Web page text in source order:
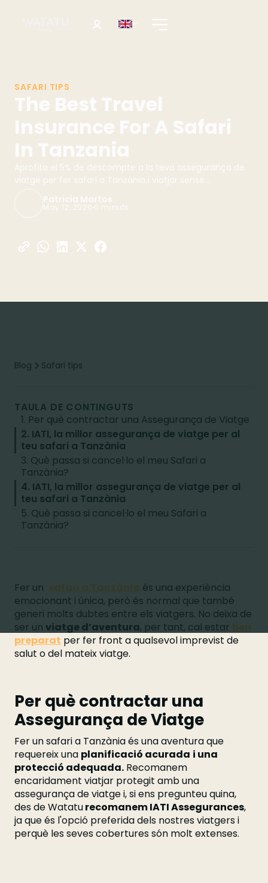
SAFARI TIPS
The Best Travel
Insurance For A Safari
In Tanzania
Aprofita el 5% de descompte a la teva assegurança de
viatge per fer safari a Tanzània i viatjar sense
preocupacions
Patricia Martos
May 12, 2026 6 minuts
Blog Safari tips
TAULA DE CONTINGUTS
1. Per què contractar una Assegurança de Viatge
2. IATI, la millor assegurança de viatge per al
teu safari a Tanzània
3. Què passa si cancel·lo el meu Safari a
Tanzània?
4. IATI, la millor assegurança de viatge per al
teu safari a Tanzània
5. Què passa si cancel·lo el meu Safari a
Tanzània?
Fer un
és una experiència
emocionant i única, però és normal que també
generi molts dubtes entre els viatgers. No deixa de
ser un viatge d’aventura, per tant, cal estar
preparat per fer front a qualsevol imprevist de
salut o del mateix viatge.
Per què contractar una
Assegurança de Viatge
Fer un safari a Tanzània és una aventura que
requereix una planificació acurada i una
protecció adequada. Recomanem
encaridament viatjar protegit amb una
assegurança de viatge i, si ens pregunteu quina,
des de Wataturecomanem IATI Assegurances,
ja que és l'opció preferida dels nostres viatgers i
perquè les seves cobertures són molt extenses.